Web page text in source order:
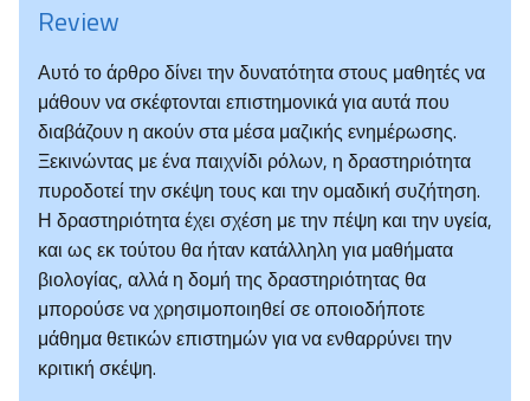
Review
Αυτό το άρθρο δίνει την δυνατότητα στους μαθητές να
μάθουν να σκέφτονται επιστημονικά για αυτά που
διαβάζουν η ακούν στα μέσα μαζικής ενημέρωσης.
Ξεκινώντας με ένα παιχνίδι ρόλων, η δραστηριότητα
πυροδοτεί την σκέψη τους και την ομαδική συζήτηση.
Η δραστηριότητα έχει σχέση με την πέψη και την υγεία,
και ως εκ τούτου θα ήταν κατάλληλη για μαθήματα
βιολογίας, αλλά η δομή της δραστηριότητας θα
μπορούσε να χρησιμοποιηθεί σε οποιοδήποτε
μάθημα θετικών επιστημών για να ενθαρρύνει την
κριτική σκέψη.